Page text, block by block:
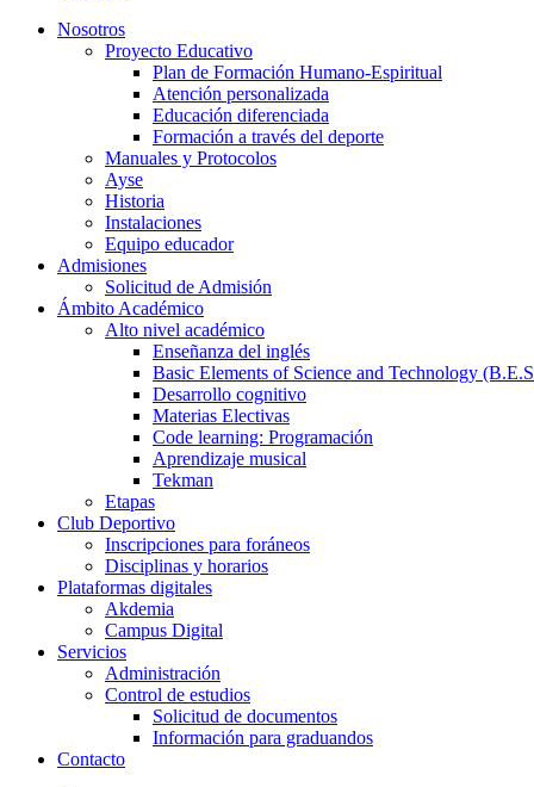
Nosotros
Proyecto Educativo
Plan de Formación Humano-Espiritual
Atención personalizada
Educación diferenciada
Formación a través del deporte
Manuales y Protocolos
Ayse
Historia
Instalaciones
Equipo educador
Admisiones
Solicitud de Admisión
Ámbito Académico
Alto nivel académico
Enseñanza del inglés
Basic Elements of Science and Technology
Desarrollo cognitivo
Materias Electivas
Code learning: Programación
Aprendizaje musical
Tekman
Etapas
Club Deportivo
Inscripciones para foráneos
Disciplinas y horarios
Plataformas digitales
Akdemia
Campus Digital
Servicios
Administración
Control de estudios
Solicitud de documentos
Información para graduandos
Contacto